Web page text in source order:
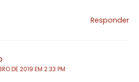
Responder
DE 2019 EM 2:33 PM